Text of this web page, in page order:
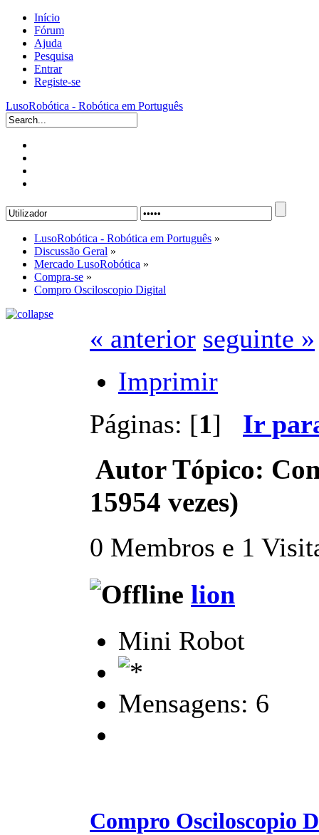
Início
Fórum
Ajuda
Pesquisa
Entrar
Registe-se
LusoRobótica - Robótica em Português
LusoRobótica - Robótica em Português »
Discussão Geral »
Mercado LusoRobótica »
Compra-se »
Compro Osciloscopio Digital
« anterior seguinte »
Imprimir
Páginas: [1] Ir
AutorTópico:
15954 vezes)
0 Membros e 1
lion
Mini Robot
Mensagens: 6
Compro Osciloscopio